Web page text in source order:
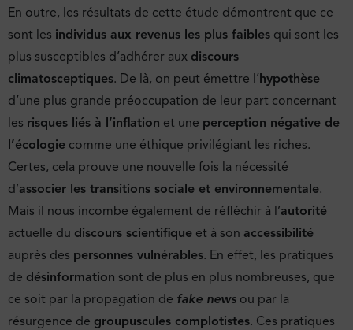
En outre, les résultats de cette étude démontrent que ce
sont les individus aux revenus les plus faibles qui sont les
plus susceptibles d’adhérer aux discours
climatosceptiques. De là, on peut émettre l’hypothèse
d’une plus grande préoccupation de leur part concernant
les risques liés à l’inflation et une perception négative de
l’écologie comme une éthique privilégiant les riches.
Certes, cela prouve une nouvelle fois la nécessité
d’associer les transitions sociale et environnementale.
Mais il nous incombe également de réfléchir à l’autorité
actuelle du discours scientifique et à son accessibilité
auprès des personnes vulnérables. En effet, les pratiques
de désinformation sont de plus en plus nombreuses, que
ce soit par la propagation de fake news ou par la
résurgence de groupuscules complotistes. Ces pratiques